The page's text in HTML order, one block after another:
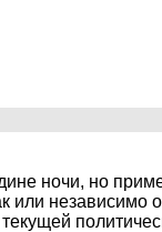
ночи, но
или независимо